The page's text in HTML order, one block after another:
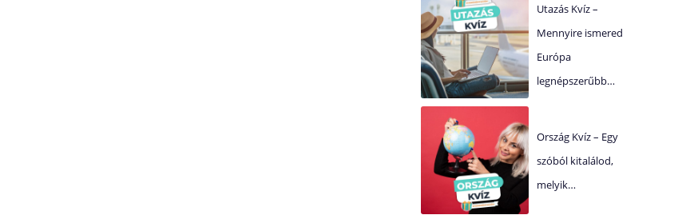
Utazás Kvíz –
Mennyire ismered
Európa
legnépszerűbb…
Ország Kvíz – Egy
szóból kitalálod,
melyik…